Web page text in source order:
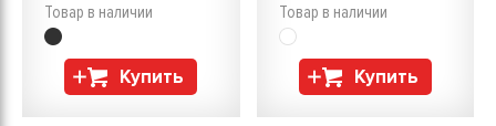
Товар в наличии
Купить
Товар в наличии
Купить